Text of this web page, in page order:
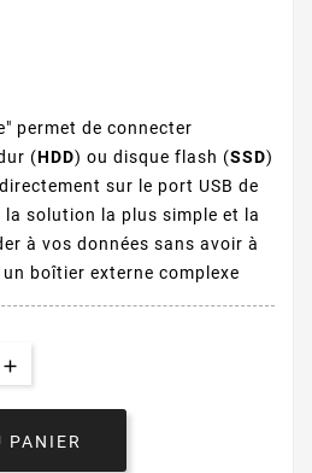
permet de connecter
(HDD) ou disque flash (SSD)
directement sur le port USB de
solution la plus simple et la
à vos données sans avoir à
boîtier externe complexe
PANIER